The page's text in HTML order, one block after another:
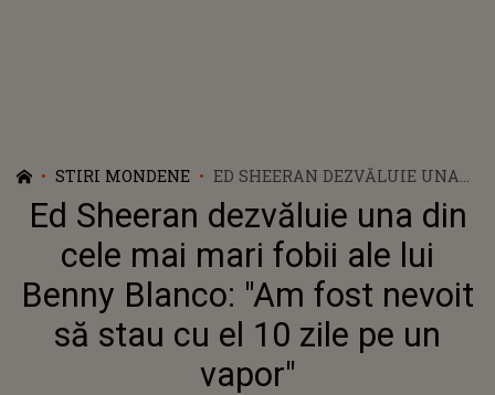
STIRI MONDENE
ED SHEERAN DEZVĂLUIE UNA
DIN CELE MAI MARI FOBII ALE
LUI BENNY BLANCO: "AM FOST
NEVOIT SĂ STAU CU EL 10 ZILE
PE UN VAPOR"
Ed Sheeran dezvăluie una din
cele mai mari fobii ale lui
Benny Blanco: "Am fost nevoit
să stau cu el 10 zile pe un
vapor"